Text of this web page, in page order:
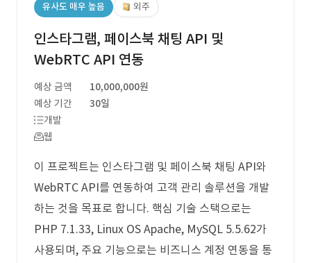
유사도 매우 높음 외주
인스타그램, 페이스북 채팅 API 및
WebRTC API 연동
예상 금액
10,000,000원
예상 기간
30일
개발
웹
이 프로젝트는 인스타그램 및 페이스북 채팅 API와
WebRTC API를 연동하여 고객 관리 솔루션을 개발
하는 것을 목표로 합니다. 핵심 기술 스택으로는
PHP 7.1.33, Linux OS Apache, MySQL 5.5.62가
사용되며, 주요 기능으로는 비즈니스 계정 연동을 통